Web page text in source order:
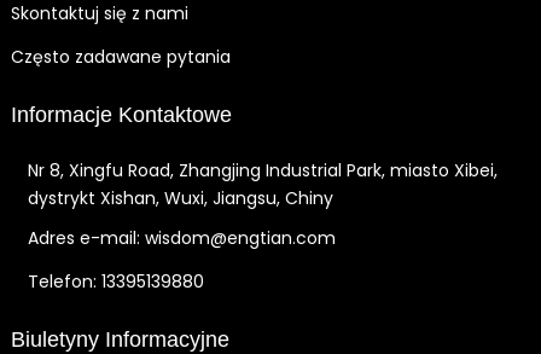
Skontaktuj się z nami
Często zadawane pytania
Informacje Kontaktowe
Nr 8, Xingfu Road, Zhangjing Industrial Park, miasto Xibei,
dystrykt Xishan, Wuxi, Jiangsu, Chiny
Adres e-mail: wisdom@engtian.com
Telefon: 13395139880
Biuletyny Informacyjne